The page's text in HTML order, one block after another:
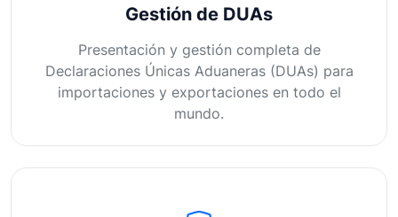
Gestión de DUAs
Presentación y gestión completa de
Declaraciones Únicas Aduaneras (DUAs) para
importaciones y exportaciones en todo el
mundo.